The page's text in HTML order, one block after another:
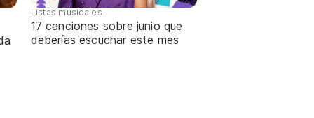
Listas musicales
17 canciones sobre junio que
deberías escuchar este mes